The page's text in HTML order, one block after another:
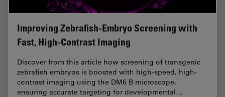
Improving Zebrafish-Embryo Screening with
Fast, High-Contrast Imaging
Discover from this article how screening of transgenic
zebrafish embryos is boosted with high-speed, high-
contrast imaging using the DM6 B microscope,
ensuring accurate targeting for developmental…